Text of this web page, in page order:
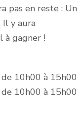
pas en reste : Un
y aura
à gagner !
10h00 à 15h00
10h00 à 15h00